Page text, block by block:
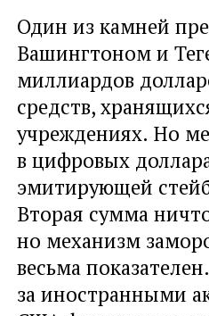
Один из камней
Вашингтоном и
миллиардов
средств,
учреждениях. Но
в цифровых
эмитирующей
Вторая сумма
но механизм
весьма
за иностранными